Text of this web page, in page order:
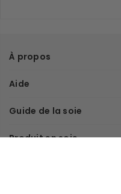
À propos
Aide
Guide de la soie
Produit en soie